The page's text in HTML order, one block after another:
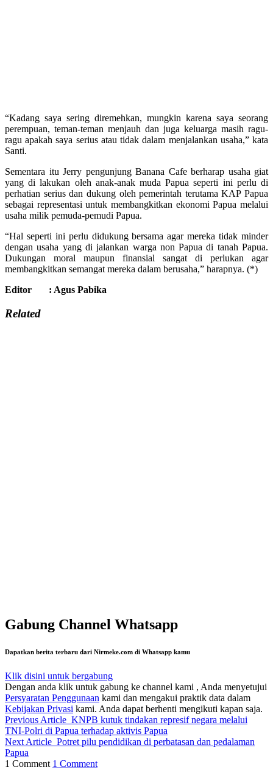
“Kadang saya sering diremehkan, mungkin karena saya seorang
perempuan, teman-teman menjauh dan juga keluarga masih ragu-
ragu apakah saya serius atau tidak dalam menjalankan usaha,” kata
Santi.
Sementara itu Jerry pengunjung Banana Cafe berharap usaha giat
yang di lakukan oleh anak-anak muda Papua seperti ini perlu di
perhatian serius dan dukung oleh pemerintah terutama KAP Papua
sebagai representasi untuk membangkitkan ekonomi Papua melalui
usaha milik pemuda-pemudi Papua.
“Hal seperti ini perlu didukung bersama agar mereka tidak minder
dengan usaha yang di jalankan warga non Papua di tanah Papua.
Dukungan moral maupun finansial sangat di perlukan agar
membangkitkan semangat mereka dalam berusaha,” harapnya. (*)
Editor : Agus Pabika
Related
Gabung Channel Whatsapp
Dapatkan berita terbaru dari Nirmeke.com di Whatsapp kamu
Klik disini untuk bergabung
Dengan anda klik untuk gabung ke channel kami , Anda menyetujui
Persyaratan Penggunaan kami dan mengakui praktik data dalam
Kebijakan Privasi kami. Anda dapat berhenti mengikuti kapan saja.
Previous Article KNPB kutuk tindakan represif negara melalui
TNI-Polri di Papua terhadap aktivis Papua
Next Article Potret pilu pendidikan di perbatasan dan pedalaman
Papua
1 Comment 1 Comment